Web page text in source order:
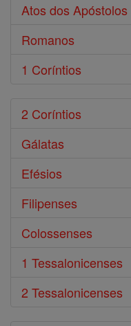
Atos dos Apóstolos
Romanos
1 Coríntios
2 Coríntios
Gálatas
Efésios
Filipenses
Colossenses
1 Tessalonicenses
2 Tessalonicenses